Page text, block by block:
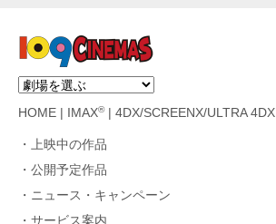
HOME IMAX®| 4DX/SCREENX/ULTRA 4DX
上映中の作品
公開予定作品
ニュース・キャンペーン
サービス案内